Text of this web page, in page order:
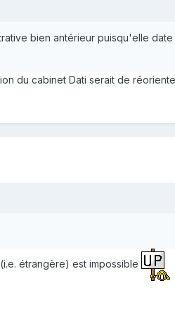
bien antérieur puisqu'elle
du cabinet Dati serait de
étrangère) est impossible